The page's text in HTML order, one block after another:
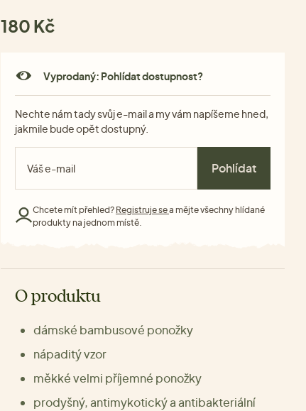
180 Kč
Vyprodaný: Pohlídat dostupnost?
Nechte nám tady svůj e-mail a my vám napíšeme hned,
jakmile bude opět dostupný.
Pohlídat
Chcete mít přehled? Registruje sea mějte všechny hlídané
produkty na jednom místě.
O produktu
dámské bambusové ponožky
nápaditý vzor
měkké velmi příjemné ponožky
prodyšný, antimykotický a antibakteriální